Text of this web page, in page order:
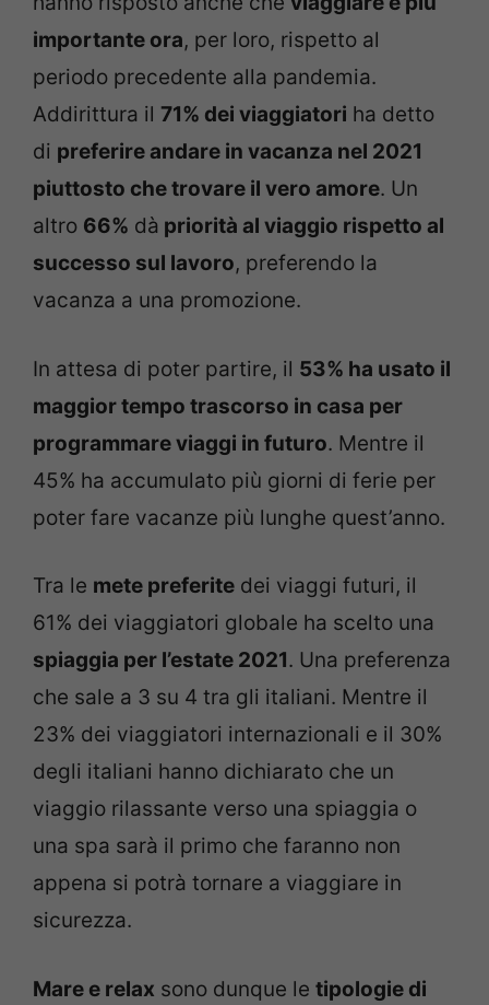
importante ora, per loro, rispetto al
periodo precedente alla pandemia.
Addirittura il 71% dei viaggiatori ha detto
di preferire andare in vacanza nel 2021
piuttosto che trovare il vero amore. Un
altro 66% dà priorità al viaggio rispetto al
successo sul lavoro, preferendo la
vacanza a una promozione.
In attesa di poter partire, il 53% ha usato il
maggior tempo trascorso in casa per
programmare viaggi in futuro. Mentre il
45% ha accumulato più giorni di ferie per
poter fare vacanze più lunghe quest’anno.
Tra le mete preferite dei viaggi futuri, il
61% dei viaggiatori globale ha scelto una
spiaggia per l’estate 2021. Una preferenza
che sale a 3 su 4 tra gli italiani. Mentre il
23% dei viaggiatori internazionali e il 30%
degli italiani hanno dichiarato che un
viaggio rilassante verso una spiaggia o
una spa sarà il primo che faranno non
appena si potrà tornare a viaggiare in
sicurezza.
Mare e relax sono dunque le tipologie di